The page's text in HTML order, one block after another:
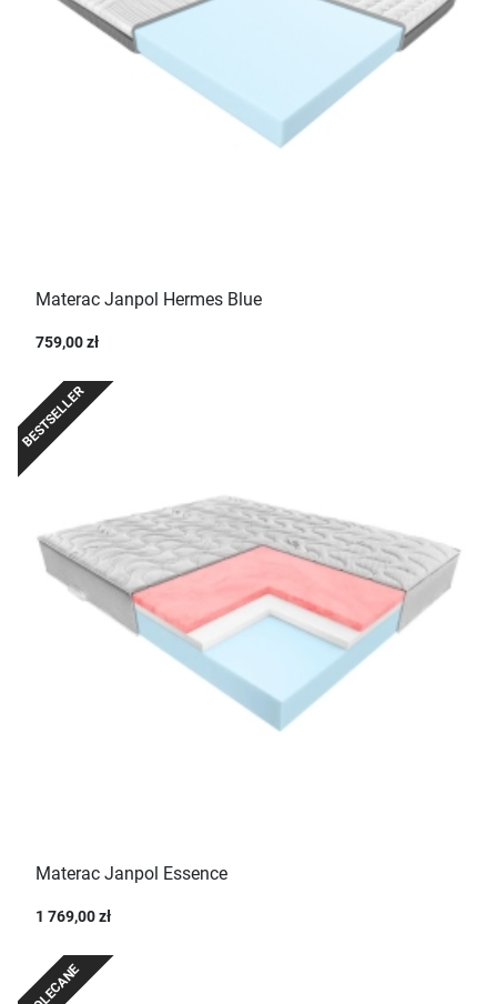
Materac Janpol Hermes Blue
759,00 zł
BESTSELLER
Materac Janpol Essence
1 769,00 zł
POLECANE